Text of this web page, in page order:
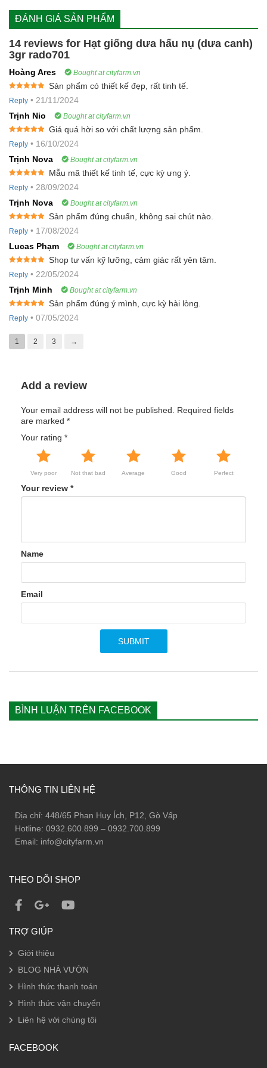
thông thoáng, mát mẻ.
Sạch: Bảo đảm hạt giống đã được làm sạch trước khi cất giữ
trong hộp lưu trữ.
ĐÁNH GIÁ SẢN PHẨM
14 reviews for Hạt giống dưa hấu nụ (dưa canh)
3gr rado701
Hoàng Ares Bought at cityfarm.vn
of 5
Sản phẩm có thiết kế đẹp, rất tinh tế.
Reply • 21/11/2024
Trịnh Nio
Bought at cityfarm.vn
of 5
Giá quá hời so với chất lượng sản phẩm.
Reply • 16/10/2024
Trịnh Nova
Bought at cityfarm.vn
of 5
Mẫu mã thiết kế tinh tế, cực kỳ ưng ý.
Reply • 28/09/2024
Trịnh Nova
Bought at cityfarm.vn
of 5
Sản phẩm đúng chuẩn, không sai chút nào.
Reply • 17/08/2024
Lucas Phạm
Bought at cityfarm.vn
of 5
Shop tư vấn kỹ lưỡng, cảm giác rất yên tâm.
Reply • 22/05/2024
Trịnh Minh
Bought at cityfarm.vn
of 5
Sản phẩm đúng ý mình, cực kỳ hài lòng.
Reply • 07/05/2024
1 2 3 →
Add a review
Your email address will not be published.
Required fields
are marked *
Your rating *
Very poor Not that bad Average Good Perfect
Your review *
Name
Email
BÌNH LUẬN TRÊN FACEBOOK
THÔNG TIN LIÊN HỆ
Địa chỉ: 448/65 Phan Huy Ích, P12, Gò Vấp
Hotline: 0932.600.899 – 0932.700.899
Email: info@cityfarm.vn
THEO DÕI SHOP
TRỢ GIÚP
Giới thiệu
BLOG NHÀ VƯỜN
Hình thức thanh toán
Hình thức vận chuyển
Liên hệ với chúng tôi
FACEBOOK